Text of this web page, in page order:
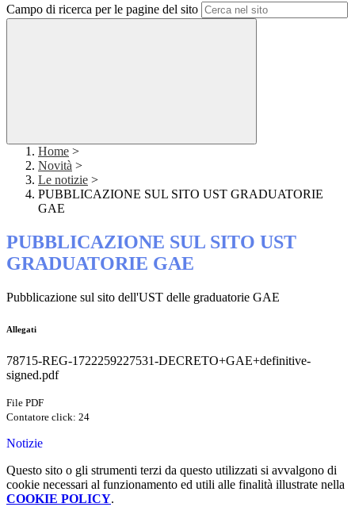
Campo di ricerca per le pagine del sito
Home >
Novità >
Le notizie >
PUBBLICAZIONE SUL SITO UST GRADUATORIE
GAE
PUBBLICAZIONE SUL SITO UST
GRADUATORIE GAE
Pubblicazione sul sito dell'UST delle graduatorie GAE
Allegati
78715-REG-1722259227531-DECRETO+GAE+definitive-
signed.pdf
File PDF
Contatore click: 24
Notizie
Questo sito o gli strumenti terzi da questo utilizzati si avvalgono di
cookie necessari al funzionamento ed utili alle finalità illustrate nella
COOKIE POLICY.